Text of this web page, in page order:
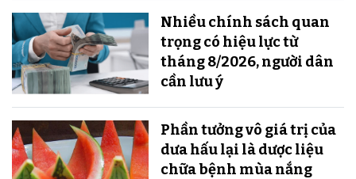
Nhiều chính sách quan
trọng có hiệu lực từ
tháng 8/2026, người dân
cần lưu ý
Phần tưởng vô giá trị của
dưa hấu lại là dược liệu
chữa bệnh mùa nắng